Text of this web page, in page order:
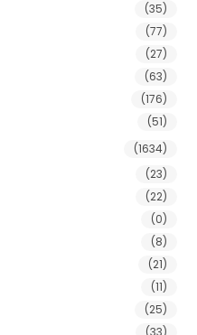
(35)
(77)
(27)
(63)
(176)
(51)
(1634)
(23)
(22)
(0)
(8)
(21)
(11)
(25)